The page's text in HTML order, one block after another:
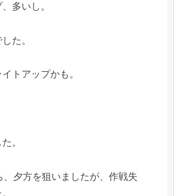
多いし。
た。
トアップかも。
。
夕方を狙いましたが、作戦失